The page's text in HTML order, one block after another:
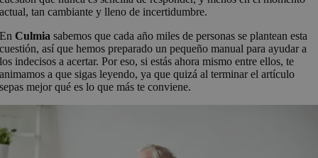
actual, tan cambiante y lleno de incertidumbre.
EnCulmia sabemos que cada año miles de personas se plantean esta
cuestión, así que hemos preparado un pequeño manual para ayudar a
los indecisos a acertar. Por eso, si estás ahora mismo entre ellos, te
animamos a que sigas leyendo, ya que quizá al terminar el artículo
sepas mejor qué es lo que más te conviene.